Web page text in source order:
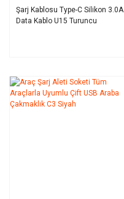
Şarj Kablosu Type-C Silikon 3.0A
Data Kablo U15 Turuncu